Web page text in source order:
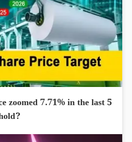
zoomed 7.71% in the last 5